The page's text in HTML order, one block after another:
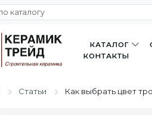
КАТАЛОГ
КОНТАКТЫ
Статьи Как выбрать цвет